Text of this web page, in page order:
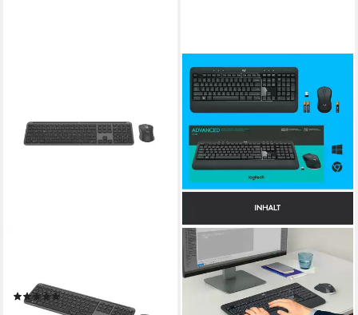
MK950 Tastatur
(1)
ab 91,76 €
LOGITECH
MK540 ADVANCED Kabellose
Tastatur- und Maus-Set, für
Windows, USB, Sondertasten,